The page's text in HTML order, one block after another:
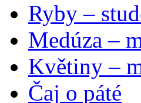
Ryby –
Medúza –
Květiny –
Čaj o páté